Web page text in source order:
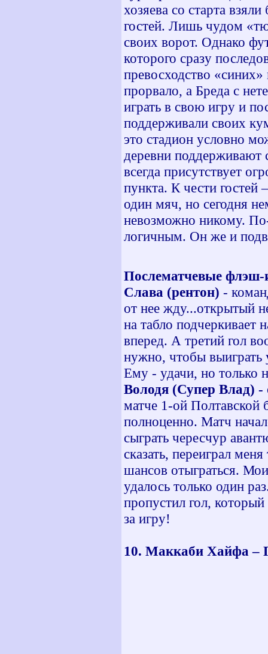
хозяева со старта
гостей. Лишь чудом
своих ворот. Однако
которого сразу
превосходство
прорвало, а Бреда с
играть в свою игру и
поддерживали своих
это стадион условно
деревни поддерживают
всегда присутствует
пункта. К чести гостей
один мяч, но сегодня
невозможно никому.
логичным. Он же и
Послематчевые
Слава (рентон) -
от нее жду...открытый
на табло подчеркивает
вперед. А третий гол
нужно, чтобы выиграть
Ему - удачи, но только
Володя (Супер Влад) -
матче 1-ой Полтавской
полноценно. Матч
сыграть чересчур
сказать, переиграл
шансов отыграться.
удалось только один
пропустил гол,
за игру!
10. Маккаби Хайфа